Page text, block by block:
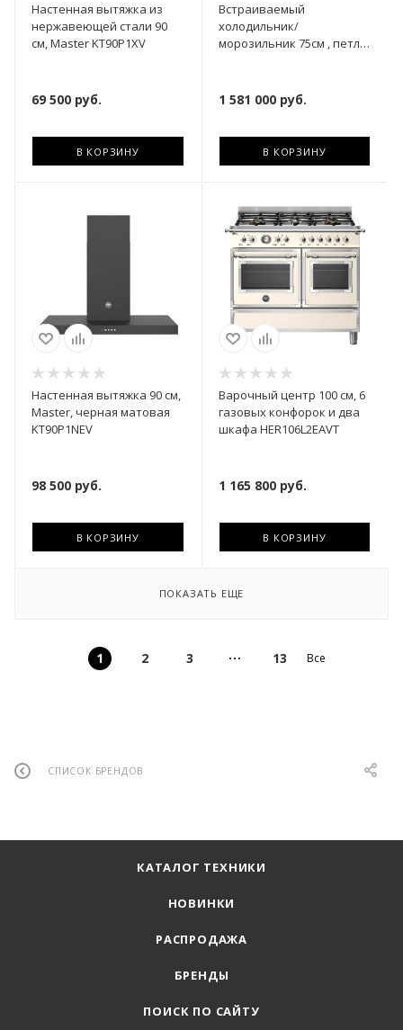
Настенная вытяжка из
нержавеющей стали 90
см, Master KT90P1XV
69 500 руб.
В КОРЗИНУ
Встраиваемый
холодильник/
морозильник 75см , петли
1 581 000руб.
В КОРЗИНУ
Настенная вытяжка 90 см,
Master, черная матовая
KT90P1NEV
98 500 руб.
В КОРЗИНУ
Варочный центр 100 см, 6
газовых конфорок и два
шкафа HER106L2EAVT
1 165 800руб.
В КОРЗИНУ
ПОКАЗАТЬ ЕЩЕ
1 2 3 13 Все
СПИСОК БРЕНДОВ
КАТАЛОГ ТЕХНИКИ
НОВИНКИ
РАСПРОДАЖА
БРЕНДЫ
ПОИСК ПО САЙТУ